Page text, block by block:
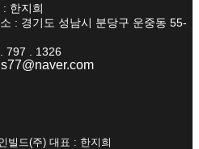
한지희
: 경기도 성남시 분당구 운중동 55-
797 . 1326
빌드(주) 대표 : 한지희